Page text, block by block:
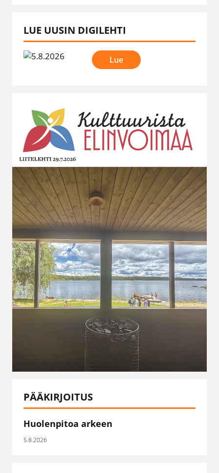
LUE UUSIN DIGILEHTI
Lue
PÄÄKIRJOITUS
Huolenpitoa arkeen
5.8.2026